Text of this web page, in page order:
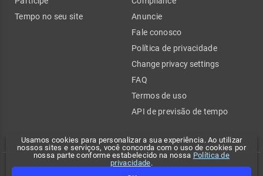
Usamos cookies para personalizar a sua experiência. Ao utilizar
nossos sites e serviços, você concorda com o uso de cookies por
nossa parte conforme estabelecido na nossa Política de
privacidade.
Tempo no seu site
Anuncie
Fale conosco
Política de privacidade
Change privacy settings
FAQ
Termos de uso
API de previsão de tempo